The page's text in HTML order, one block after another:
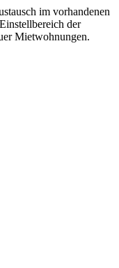
im vorhandenen
der
Mietwohnungen.